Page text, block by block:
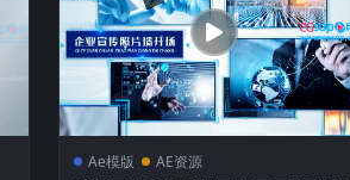
Ae模版 AE资源